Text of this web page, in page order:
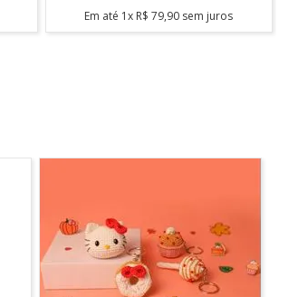
Em até 2x R$ 52,45 sem juros